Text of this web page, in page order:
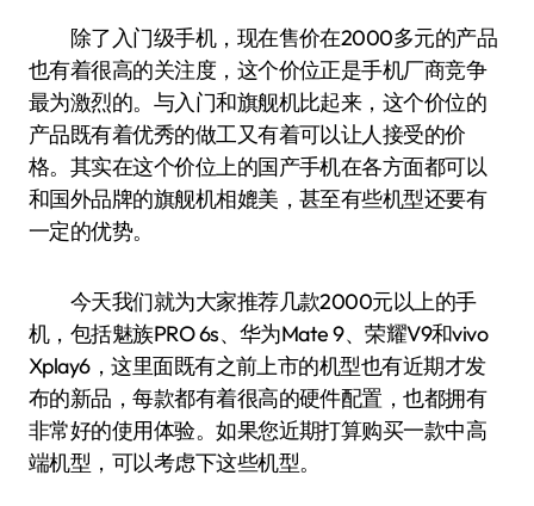
除了入门级手机，现在售价在2000多元的产品
也有着很高的关注度，这个价位正是手机厂商竞争
最为激烈的。与入门和旗舰机比起来，这个价位的
产品既有着优秀的做工又有着可以让人接受的价
格。其实在这个价位上的国产手机在各方面都可以
和国外品牌的旗舰机相媲美，甚至有些机型还要有
一定的优势。
今天我们就为大家推荐几款2000元以上的手
机，包括魅族PRO 6s、华为Mate 9、荣耀V9和vivo
Xplay6，这里面既有之前上市的机型也有近期才发
布的新品，每款都有着很高的硬件配置，也都拥有
非常好的使用体验。如果您近期打算购买一款中高
端机型，可以考虑下这些机型。